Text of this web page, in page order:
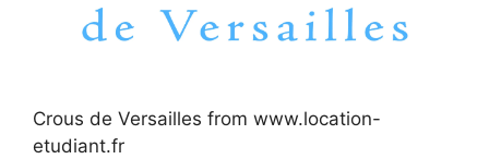
Crous de Versailles from www.location-
etudiant.fr